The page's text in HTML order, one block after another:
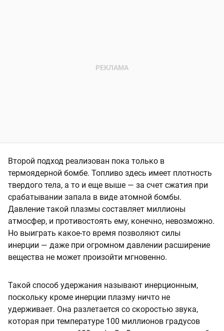
Второй подход реализован пока только в
термоядерной бомбе. Топливо здесь имеет плотность
твердого тела, а то и еще выше — за счет сжатия при
срабатывании запала в виде атомной бомбы.
Давление такой плазмы составляет миллионы
атмосфер, и противостоять ему, конечно, невозможно.
Но выиграть какое-то время позволяют силы
инерции — даже при огромном давлении расширение
вещества не может произойти мгновенно.
Такой способ удержания называют инерционным,
поскольку кроме инерции плазму ничто не
удерживает. Она разлетается со скоростью звука,
которая при температуре 100 миллионов градусов